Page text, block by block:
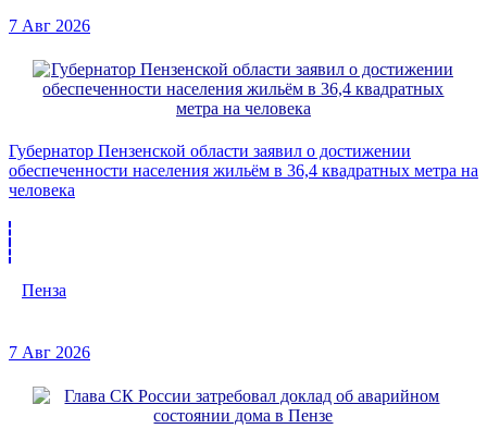
7 Авг 2026
Губернатор Пензенской области заявил о достижении
обеспеченности населения жильём в 36,4 квадратных метра на
человека
Пенза
7 Авг 2026